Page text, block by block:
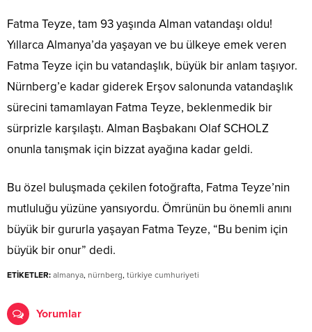
Fatma Teyze, tam 93 yaşında Alman vatandaşı oldu!
Yıllarca Almanya’da yaşayan ve bu ülkeye emek veren
Fatma Teyze için bu vatandaşlık, büyük bir anlam taşıyor.
Nürnberg’e kadar giderek Erşov salonunda vatandaşlık
sürecini tamamlayan Fatma Teyze, beklenmedik bir
sürprizle karşılaştı. Alman Başbakanı Olaf SCHOLZ
onunla tanışmak için bizzat ayağına kadar geldi.
Bu özel buluşmada çekilen fotoğrafta, Fatma Teyze’nin
mutluluğu yüzüne yansıyordu. Ömrünün bu önemli anını
büyük bir gururla yaşayan Fatma Teyze, “Bu benim için
büyük bir onur” dedi.
ETİKETLER: almanya, nürnberg, türkiye cumhuriyeti
Yorumlar